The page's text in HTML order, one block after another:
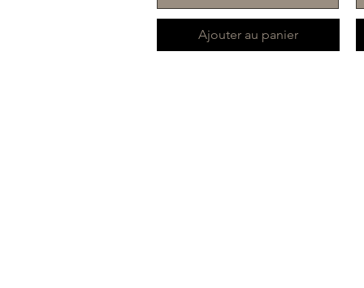
Ajouter au panier